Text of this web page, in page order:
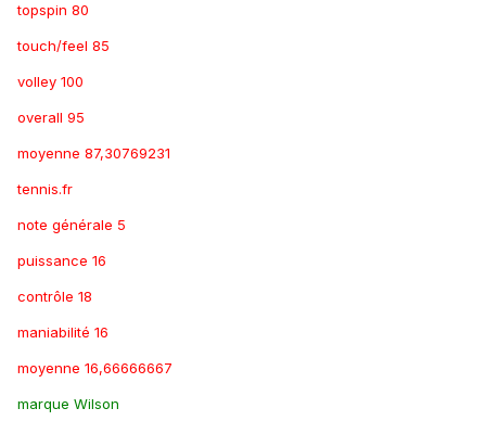
topspin 80
touch/feel 85
volley 100
overall 95
moyenne 87,30769231
tennis.fr
note générale 5
puissance 16
contrôle 18
maniabilité 16
moyenne 16,66666667
marque Wilson